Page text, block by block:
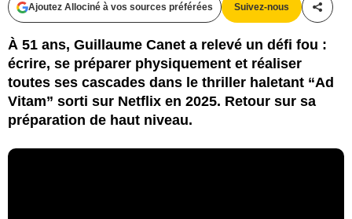
Ajoutez Allociné à vos sources préférées Suivez-nous
À 51 ans, Guillaume Canet a relevé un défi fou :
écrire, se préparer physiquement et réaliser
toutes ses cascades dans le thriller haletant “Ad
Vitam” sorti sur Netflix en 2025. Retour sur sa
préparation de haut niveau.